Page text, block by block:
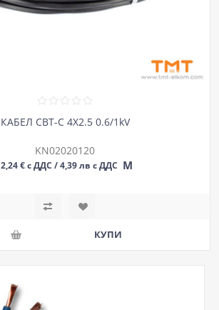
КАБЕЛ СВТ-С 4Х2.5 0.6/1kV
KN02020120
2,24 € с ДДС / 4,39 лв с ДДС М